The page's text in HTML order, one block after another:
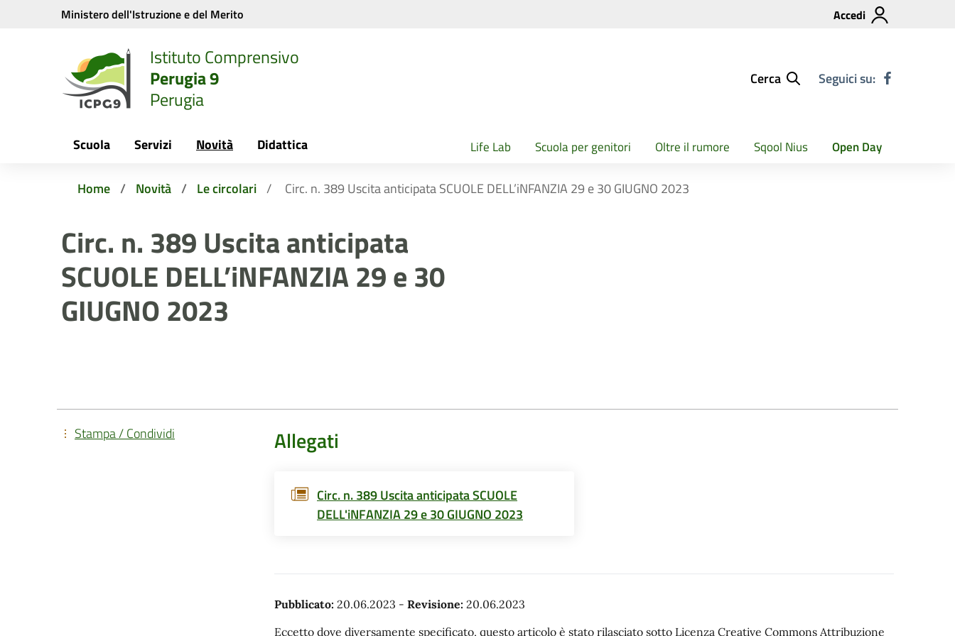
Vai ai contenuti
Vai al menu di navigazione
Ministero dell'Istruzione e del Merito Accedi
Istituto Comprensivo
Perugia 9
Perugia
Cerca Seguici su:
Scuola Servizi Novità Didattica Life Lab Scuola per genitori Oltre il rumore Sqool Nius Open Day
Home Novità Le circolari Circ. n. 389 Uscita anticipata SCUOLE DELL’iNFANZIA 29 e 30 GIUGNO 2023
Circ. n. 389 Uscita anticipata
SCUOLE DELL’iNFANZIA 29 e 30
GIUGNO 2023
Allegati
Circ. n. 389 Uscita anticipata SCUOLE
DELL'iNFANZIA 29 e 30 GIUGNO 2023
Pubblicato: 20.06.2023 - Revisione: 20.06.2023
Eccetto dove diversamente specificato, questo articolo è stato rilasciato sotto Licenza Creative Commons Attribuzione
Stampa / Condividi